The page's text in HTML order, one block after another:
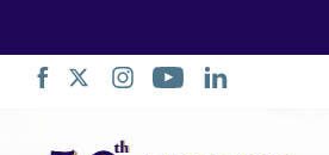
નેવિગેશન